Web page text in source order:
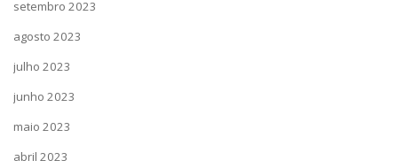
setembro 2023
agosto 2023
julho 2023
junho 2023
maio 2023
abril 2023